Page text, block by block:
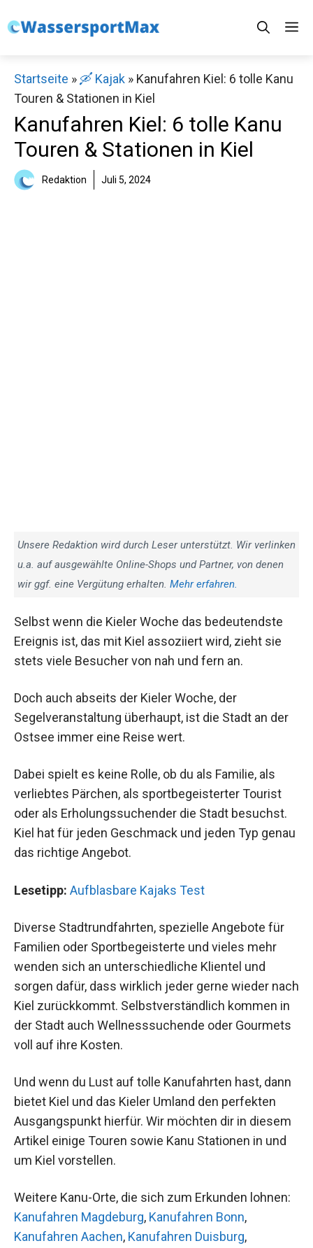
Inhalt
Startseite » 🛶 Kajak » Kanufahren Kiel: 6 tolle Kanu
Touren & Stationen in Kiel
Kanufahren Kiel: 6 tolle Kanu
Touren & Stationen in Kiel
Redaktion Juli 5, 2024
Unsere Redaktion wird durch Leser unterstützt. Wir verlinken
u.a. auf ausgewählte Online-Shops und Partner, von denen
wir ggf. eine Vergütung erhalten. Mehr erfahren.
Selbst wenn die Kieler Woche das bedeutendste
Ereignis ist, das mit Kiel assoziiert wird, zieht sie
stets viele Besucher von nah und fern an.
Doch auch abseits der Kieler Woche, der
Segelveranstaltung überhaupt, ist die Stadt an der
Ostsee immer eine Reise wert.
Dabei spielt es keine Rolle, ob du als Familie, als
verliebtes Pärchen, als sportbegeisterter Tourist
oder als Erholungssuchender die Stadt besuchst.
Kiel hat für jeden Geschmack und jeden Typ genau
das richtige Angebot.
Lesetipp: Aufblasbare Kajaks Test
Diverse Stadtrundfahrten, spezielle Angebote für
Familien oder Sportbegeisterte und vieles mehr
wenden sich an unterschiedliche Klientel und
sorgen dafür, dass wirklich jeder gerne wieder nach
Kiel zurückkommt. Selbstverständlich kommen in
der Stadt auch Wellnesssuchende oder Gourmets
voll auf ihre Kosten.
Und wenn du Lust auf tolle Kanufahrten hast, dann
bietet Kiel und das Kieler Umland den perfekten
Ausgangspunkt hierfür. Wir möchten dir in diesem
Artikel einige Touren sowie Kanu Stationen in und
um Kiel vorstellen.
Weitere Kanu-Orte, die sich zum Erkunden lohnen:
Kanufahren Magdeburg, Kanufahren Bonn,
Kanufahren Aachen, Kanufahren Duisburg,